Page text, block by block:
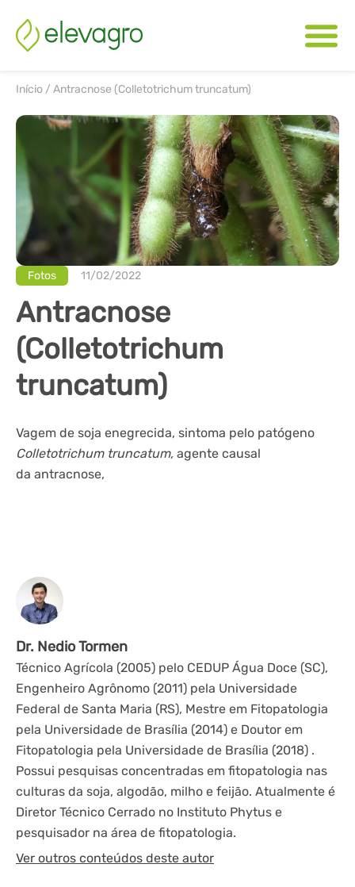
Início /Antracnose (Colletotrichum truncatum)
Fotos 11/02/2022
Antracnose
(Colletotrichum
truncatum)
Vagem de soja enegrecida, sintoma pelo patógeno
Colletotrichum truncatum, agente causal
da antracnose,
Dr. Nedio Tormen
Técnico Agrícola (2005) pelo CEDUP Água Doce (SC),
Engenheiro Agrônomo (2011) pela Universidade
Federal de Santa Maria (RS), Mestre em Fitopatologia
pela Universidade de Brasília (2014) e Doutor em
Fitopatologia pela Universidade de Brasília (2018) .
Possui pesquisas concentradas em fitopatologia nas
culturas da soja, algodão, milho e feijão. Atualmente é
Diretor Técnico Cerrado no Instituto Phytus e
pesquisador na área de fitopatologia.
Ver outros conteúdos deste autor